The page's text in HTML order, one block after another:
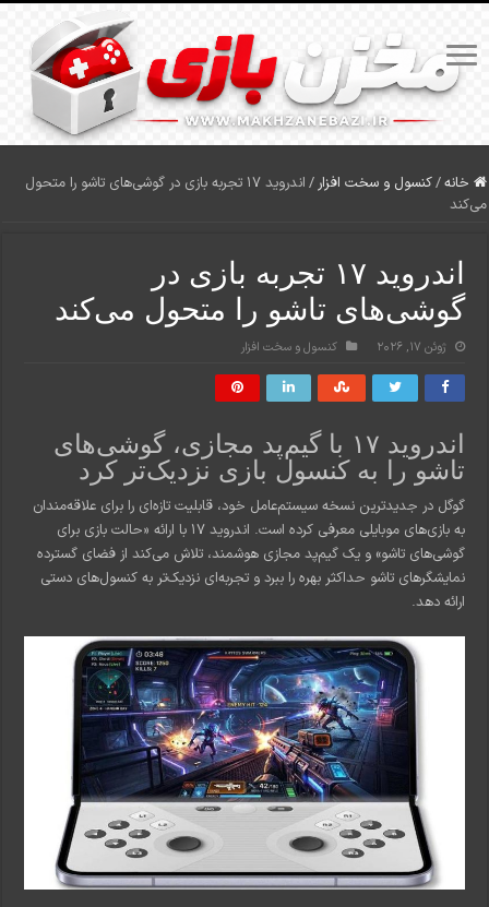
خانه/کنسول و سخت افزار/
اندروید ۱۷ تجربه بازی در گوشی‌های تاشو را متحول
می‌کند
اندروید ۱۷ تجربه بازی در
گوشی‌های تاشو را متحول می‌کند
ژوئن 17, 2026 کنسول و سخت افزار
اندروید ۱۷ با گیم‌پد مجازی، گوشی‌های
تاشو را به کنسول بازی نزدیک‌تر کرد
گوگل در جدیدترین نسخه سیستم‌عامل خود، قابلیت تازه‌ای را برای علاقه‌مندان
به بازی‌های موبایلی معرفی کرده است. اندروید ۱۷ با ارائه «حالت بازی برای
گوشی‌های تاشو» و یک گیم‌پد مجازی هوشمند، تلاش می‌کند از فضای گسترده
نمایشگرهای تاشو حداکثر بهره را ببرد و تجربه‌ای نزدیک‌تر به کنسول‌های دستی
ارائه دهد.